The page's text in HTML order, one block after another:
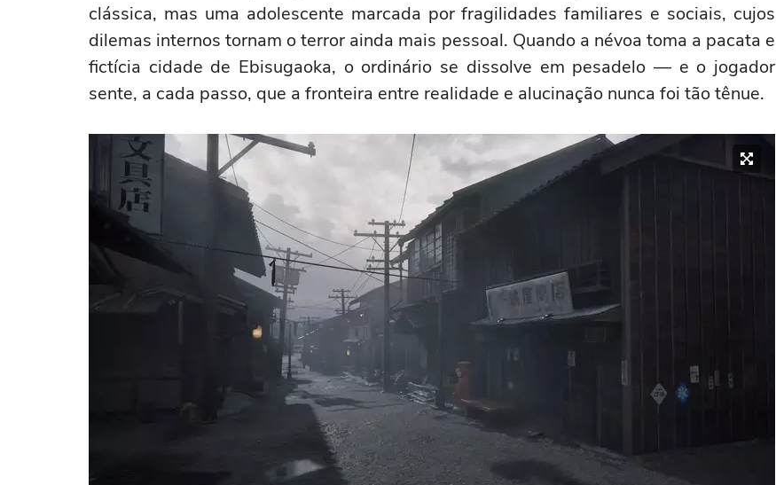
clássica, mas uma adolescente marcada por fragilidades familiares e sociais, cujos
dilemas internos tornam o terror ainda mais pessoal. Quando a névoa toma a pacata e
fictícia cidade de Ebisugaoka, o ordinário se dissolve em pesadelo — e o jogador
sente, a cada passo, que a fronteira entre realidade e alucinação nunca foi tão tênue.